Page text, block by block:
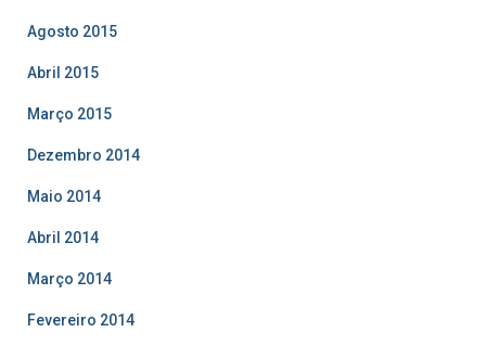
Agosto 2015
Abril 2015
Março 2015
Dezembro 2014
Maio 2014
Abril 2014
Março 2014
Fevereiro 2014